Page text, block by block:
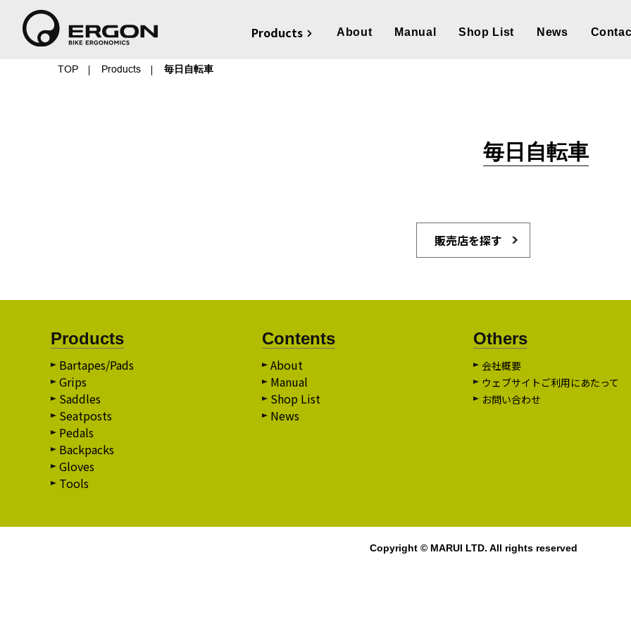
Products About Manual Shop List News
TOP Products 毎日自転車
毎日自転車
販売店を探す
Products
Bartapes/Pads
Grips
Saddles
Seatposts
Pedals
Backpacks
Gloves
Tools
Contents
About
Manual
Shop List
News
Others
会社概要
ウェブサイトご利用にあたって
お問い合わせ
Copyright © MARUI LTD. All rights reserved